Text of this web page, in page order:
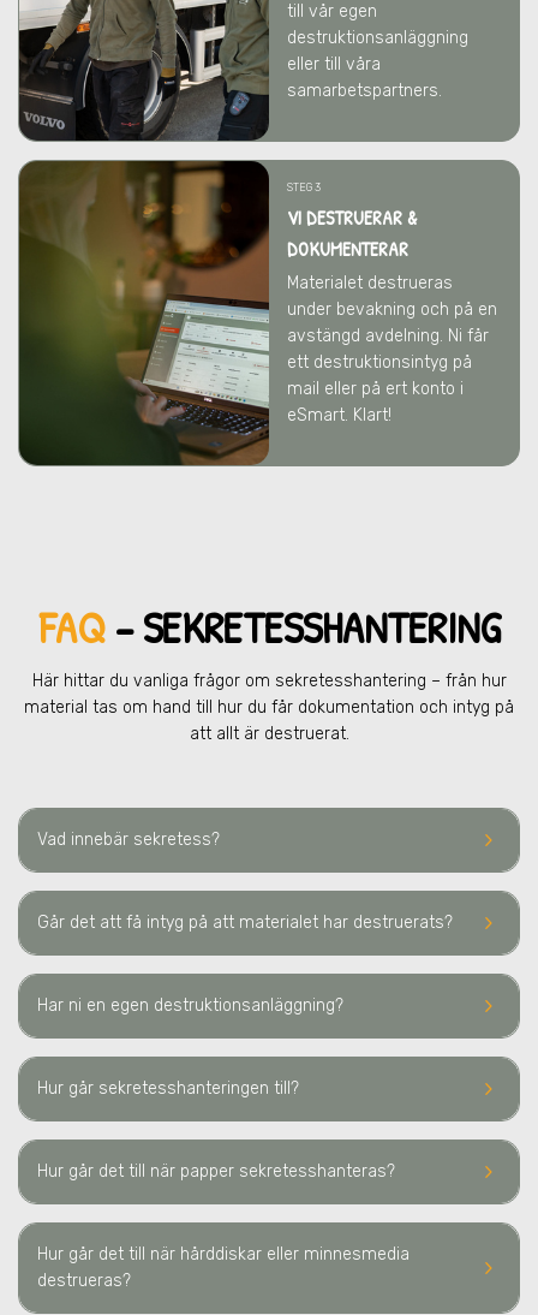
till vår egen
destruktionsanläggning
eller till våra
samarbetspartners.
STEG 3
VI DESTRUERAR &
DOKUMENTERAR
Materialet destrueras
under bevakning och på en
avstängd avdelning. Ni får
ett destruktionsintyg på
mail eller på ert konto i
eSmart. Klart!
FAQ– SEKRETESSHANTERING
Här hittar du vanliga frågor om sekretesshantering – från hur
material tas om hand till hur du får dokumentation och intyg på
att allt är destruerat.
keyboard_arrow_right
Vad innebär sekretess?
keyboard_arrow_right
Går det att få intyg på att materialet har destruerats?
keyboard_arrow_right
Har ni en egen destruktionsanläggning?
keyboard_arrow_right
Hur går sekretesshanteringen till?
keyboard_arrow_right
Hur går det till när papper sekretesshanteras?
keyboard_arrow_right
Hur går det till när hårddiskar eller minnesmedia
destrueras?